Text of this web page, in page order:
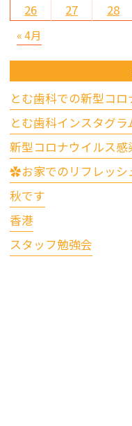
« 4月
26
27 28
とむ歯科インスタグ
新型コロナウイルス感
✿お家でのリフレッ
秋です
香港
スタッフ勉強会